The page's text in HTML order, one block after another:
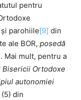
pentru
și parohiile[9] din
ale BOR, posedă
Mai mult, pentru a
Ortodoxe
autonomiei
din